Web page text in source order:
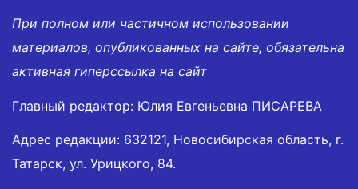
При полном или частичном использовании
материалов, опубликованных на сайте, обязательна
активная гиперссылка на сайт
Главный редактор: Юлия Евгеньевна ПИСАРЕВА
Адрес редакции: 632121, Новосибирская область, г.
Татарск, ул. Урицкого, 84.